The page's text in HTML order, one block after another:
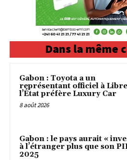
Dans la même
Gabon : Toyota a un
représentant officiel à
l’État préfère Luxury Car
8 août 2026
Gabon : le pays aurait «
à l’étranger plus que son
2025